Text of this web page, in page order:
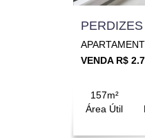
PERDIZES
VENDA R$
157m²
Área Útil